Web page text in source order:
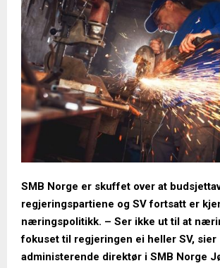
SMB Norge er skuffet over at
regjeringspartiene og SV fortsatt er
næringspolitikk. – Ser ikke ut til at
fokuset til regjeringen ei heller SV, sier
administerende direktør i SMB Norge